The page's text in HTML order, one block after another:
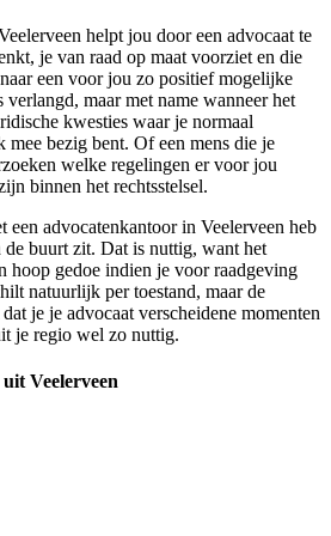
helpt jou door een advocaat te
je van raad op maat voorziet en die
een voor jou zo positief mogelijke
verlangd, maar met name wanneer het
kwesties waar je normaal
bezig bent. Of een mens die je
welke regelingen er voor jou
binnen het rechtsstelsel.
een advocatenkantoor in Veelerveen heb
buurt zit. Dat is nuttig, want het
hoop gedoe indien je voor raadgeving
natuurlijk per toestand, maar de
je je advocaat verscheidene momenten
je regio wel zo nuttig.
Veelerveen